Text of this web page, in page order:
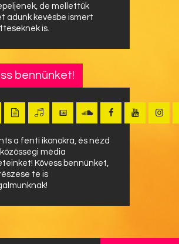
de mellettük
adunk kevésbe ismert
is.
bennünket!
a fenti ikonokra, és nézd
média
Kövess bennünket,
te is